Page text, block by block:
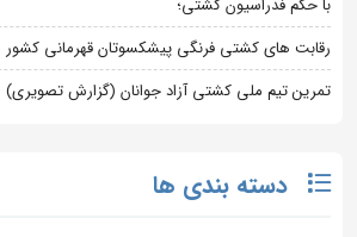
با حکم فدراسیون کشتی؛
رقابت های کشتی فرنگی پیشکسوتان قهرمانی کشور
تمرین تیم ملی کشتی آزاد جوانان (گزارش تصویری)
دسته بندی ها